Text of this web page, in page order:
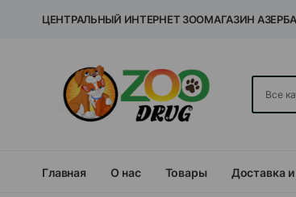
ЦЕНТРАЛЬНЫЙ ИНТЕРНЕТ ЗООМАГАЗИН
Главная О нас Товары Доставка и